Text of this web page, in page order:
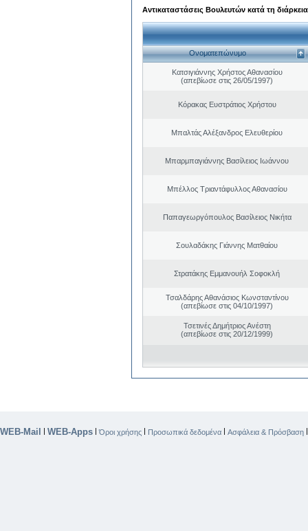
Αντικαταστάσεις Βουλευτών κατά τη
Ονοματεπώνυμο
Κατσιγιάννης Χρήστος Αθανασίου
(απεβίωσε στις 26/05/1997)
Κόρακας Ευστράτιος Χρήστου
Μπαλτάς Αλέξανδρος Ελευθερίου
Μπαρμπαγιάννης Βασίλειος Ιωάννου
Μπέλλος Τριαντάφυλλος Αθανασίου
Παπαγεωργόπουλος Βασίλειος Νικήτα
Σουλαδάκης Γιάννης Ματθαίου
Στρατάκης Εμμανουήλ Σοφοκλή
Τσαλδάρης Αθανάσιος Κωνσταντίνου
(απεβίωσε στις 04/10/1997)
Τσετινές Δημήτριος Ανέστη
(απεβίωσε στις 20/12/1999)
WEB-Mail | WEB-Apps |Όροι χρήσης | Προσωπικά δεδομένα | Ασφάλεια & Πρόσβαση